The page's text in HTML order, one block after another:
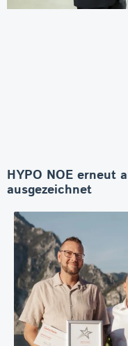
HYPO NOE erneut
ausgezeichnet